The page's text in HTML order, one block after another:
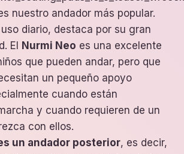
nuestro andador más popular.
diario, destaca por su gran
El
Nurmi Neo es una excelente
que pueden andar, pero que
un pequeño apoyo
cuando están
y cuando requieren de un
con ellos.
un andador posterior, es decir,